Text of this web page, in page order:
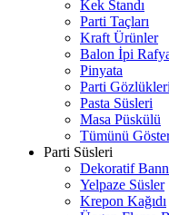
Kek Standı
Parti Taçları
Kraft Ürünler
Balon İpi
Pinyata
Parti Gözlükleri
Pasta Süsleri
Masa Püskülü
Tümünü
Parti Süsleri
Dekoratif
Yelpaze Süsler
Krepon Kağıdı